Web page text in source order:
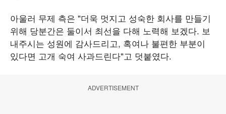
아울러 무제 측은 "더욱 멋지고 성숙한 회사를 만들기
위해 당분간은 둘이서 최선을 다해 노력해 보겠다. 보
내주시는 성원에 감사드리고, 혹여나 불편한 부분이
있다면 고개 숙여 사과드린다"고 덧붙였다.
ADVERTISEMENT